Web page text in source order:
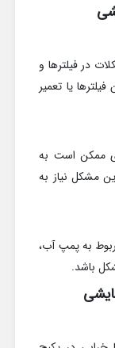
در فیلترها و
یا تعمیر
ممکن است به
مشکل نیاز به
به پمپ آب،
باشد.